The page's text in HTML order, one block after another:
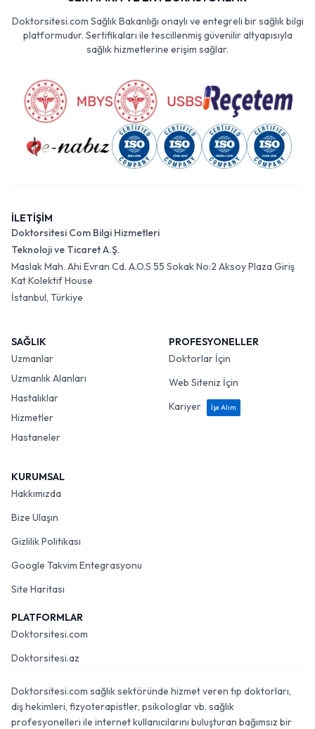
Doktorsitesi.com Sağlık Bakanlığı onaylı ve entegreli bir sağlık bilgi
platformudur. Sertifikaları ile tescillenmiş güvenilir altyapısıyla
sağlık hizmetlerine erişim sağlar.
İLETİŞİM
Doktorsitesi Com Bilgi Hizmetleri
Teknoloji ve Ticaret A.Ş.
Maslak Mah. Ahi Evran Cd. A.O.S 55 Sokak No:2 Aksoy Plaza Giriş
Kat Kolektif House
İstanbul, Türkiye
SAĞLIK
Uzmanlar
Uzmanlık Alanları
Hastalıklar
Hizmetler
Hastaneler
PROFESYONELLER
Doktorlar İçin
Web Siteniz İçin
Kariyer
İşe Alım
KURUMSAL
Hakkımızda
Bize Ulaşın
Gizlilik Politikası
Google Takvim Entegrasyonu
Site Haritası
PLATFORMLAR
Doktorsitesi.com
Doktorsitesi.az
Doktorsitesi.com sağlık sektöründe hizmet veren tıp doktorları,
diş hekimleri, fizyoterapistler, psikologlar vb. sağlık
profesyonelleri ile internet kullanıcılarını buluşturan bağımsız bir